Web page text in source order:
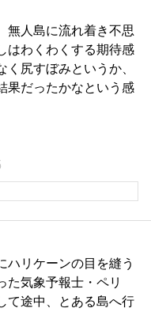
無人島に流れ着き不思
はわくわくする期待感
尻すぼみというか、
果だったかなという感
ハリケーンの目を縫う
た気象予報士・ペリ
て途中、とある島へ行